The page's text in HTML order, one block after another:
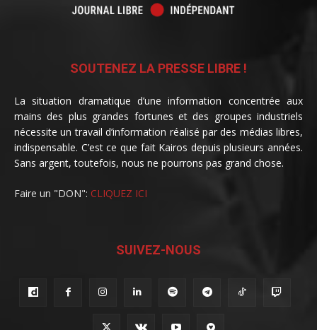
SOUTENEZ LA PRESSE LIBRE !
La situation dramatique d’une information concentrée aux
mains des plus grandes fortunes et des groupes industriels
nécessite un travail d’information réalisé par des médias libres,
indispensable. C’est ce que fait Kairos depuis plusieurs années.
Sans argent, toutefois, nous ne pourrons pas grand chose.
Faire un "DON": CLIQUEZ ICI
SUIVEZ-NOUS